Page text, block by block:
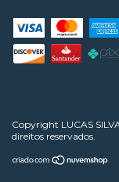
Copyright LUCAS
direitos reservados.